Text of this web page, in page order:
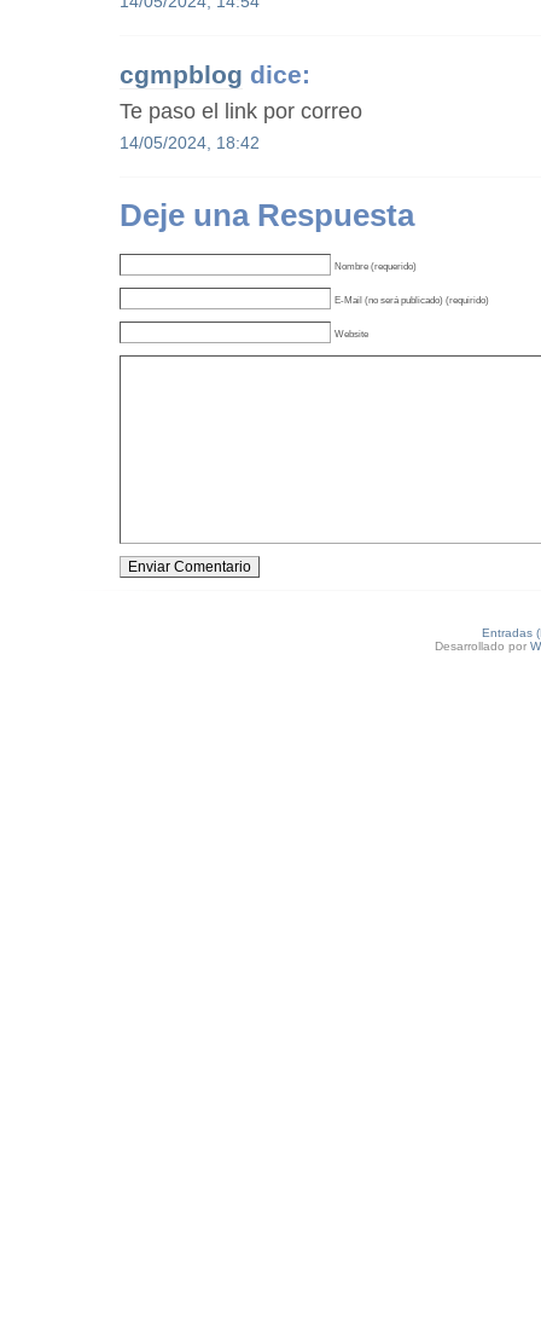
cgmpblog dice:
Te paso el link por correo
14/05/2024, 18:42
Deje una Respuesta
Nombre (requerido)
E-Mail (no será publicado) (requirido)
Website
Entradas
Desarrollado por